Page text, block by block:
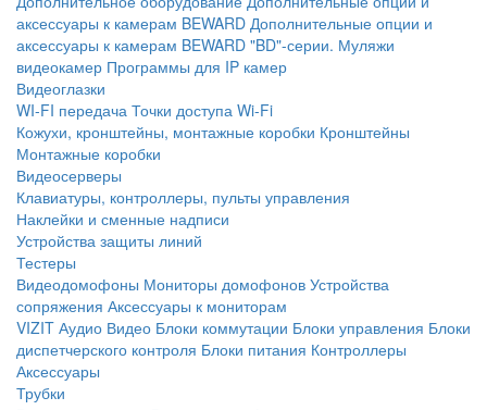
аксессуары к камерам BEWARD Дополнительные опции и
аксессуары к камерам BEWARD "BD"-серии. Муляжи
видеокамер Программы для IP камер
Видеоглазки
WI-FI передача Точки доступа Wi-Fi
Кожухи, кронштейны, монтажные коробки Кронштейны
Монтажные коробки
Видеосерверы
Клавиатуры, контроллеры, пульты управления
Наклейки и сменные надписи
Устройства защиты линий
Тестеры
Видеодомофоны Мониторы домофонов Устройства
сопряжения Аксессуары к мониторам
VIZIT Аудио Видео Блоки коммутации Блоки управления Блоки
диспетчерского контроля Блоки питания Контроллеры
Аксессуары
Трубки